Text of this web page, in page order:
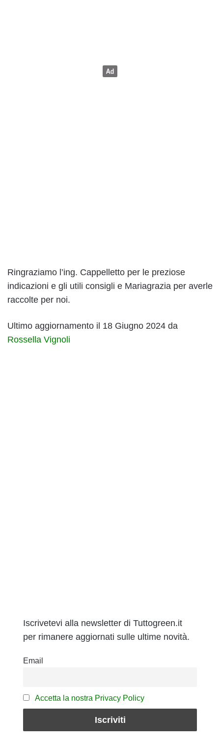
Ringraziamo l’ing. Cappelletto per le preziose
indicazioni e gli utili consigli e Mariagrazia per averle
raccolte per noi.
Ultimo aggiornamento il 18 Giugno 2024 da
Rossella Vignoli
Iscrivetevi alla newsletter di Tuttogreen.it
per rimanere aggiornati sulle ultime novità.
Email
Accetta la nostra Privacy Policy